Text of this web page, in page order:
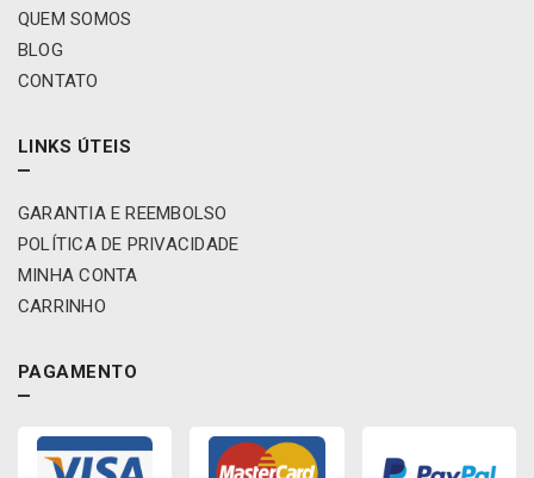
QUEM SOMOS
BLOG
CONTATO
LINKS ÚTEIS
GARANTIA E REEMBOLSO
POLÍTICA DE PRIVACIDADE
MINHA CONTA
CARRINHO
PAGAMENTO